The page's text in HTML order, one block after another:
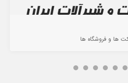
ها و فروشگاه ها